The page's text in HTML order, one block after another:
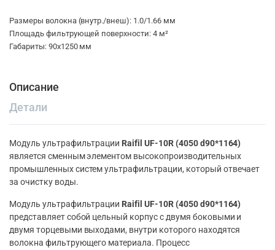
Размеры волокна (внутр./внеш): 1.0/1.66 мм
Площадь фильтрующей поверхности: 4 м²
Габариты: 90х1250 мм
Описание
Детали
Модуль ультрафильтрации Raifil UF-10R (4050 d90*1164)
является сменным элементом высокопроизводительных
промышленных систем ультрафильтрации, который отвечает
за очистку воды.
Модуль ультрафильтрации Raifil UF-10R (4050 d90*1164)
представляет собой цельный корпус с двумя боковыми и
двумя торцевыми выходами, внутри которого находятся
волокна фильтрующего материала. Процесс